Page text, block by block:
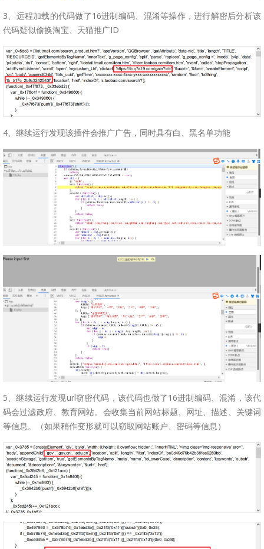
3、远程加载的代码做了16进制编码、混淆等操作，进行解密后分析该
代码疑似偷换淘宝、天猫推广ID
4、继续运行发现该插件会推广广告，同时具有白、黑名单功能
5、继续运行发现url窃密代码，该代码也做了16进制编码、混淆，该代
码会过滤政府、教育网站。会收集当前网站标题、网址、描述、关键词
等信息。（如果稍作变形就可以窃取网站账户、密码等信息）